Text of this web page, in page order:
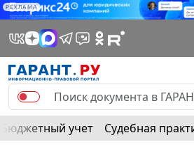
РЕКЛАМА
Бюджетный учет Судебная